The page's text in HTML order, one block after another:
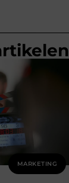
MARKETING